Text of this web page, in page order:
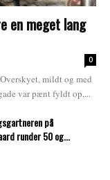
en meget lang
0
mildt og med
var pænt fyldt op,...
på
runder 50 og...